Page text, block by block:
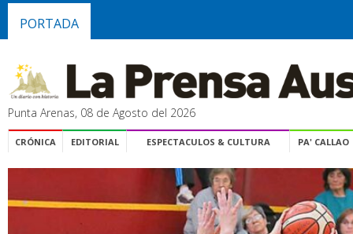
PORTADA
Punta Arenas, 08 de Agosto del 2026
CRÓNICA EDITORIAL ESPECTACULOS & CULTURA PA' CALLAO